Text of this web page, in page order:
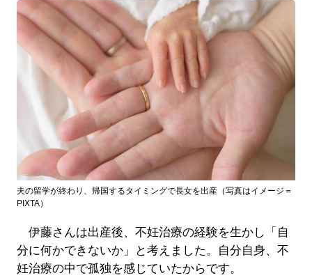
夫の留学が終わり、帰国するタイミングで長女を出産（写真はイメージ＝
PIXTA）
伊藤さんは出産後、不妊治療の経験を生かし「自
分に何かできないか」と考えました。自分自身、不
妊治療の中で孤独を感じていたからです。